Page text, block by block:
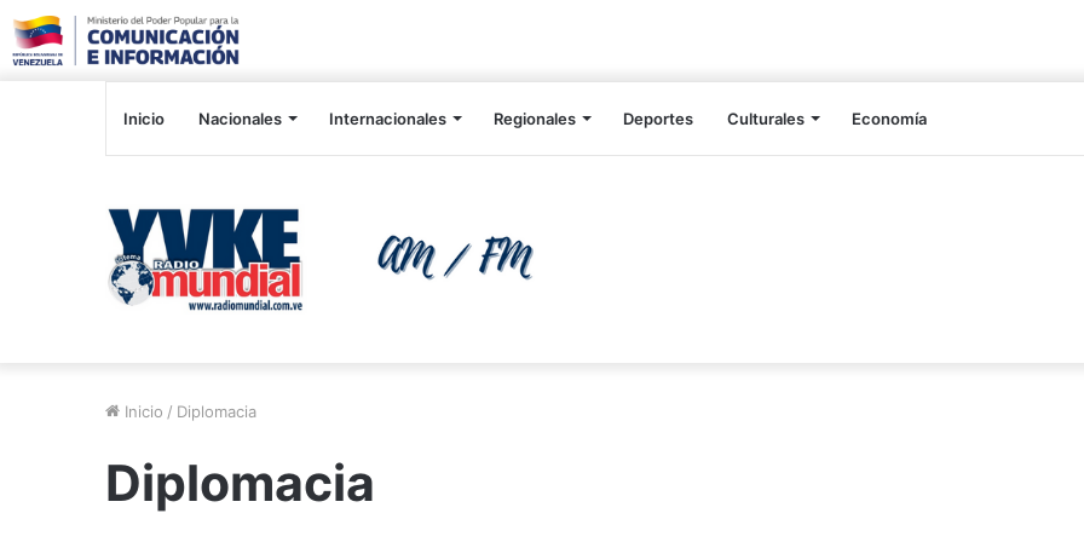
Inicio Nacionales Internacionales Regionales Deportes Culturales Economía
Inicio / Diplomacia
Diplomacia